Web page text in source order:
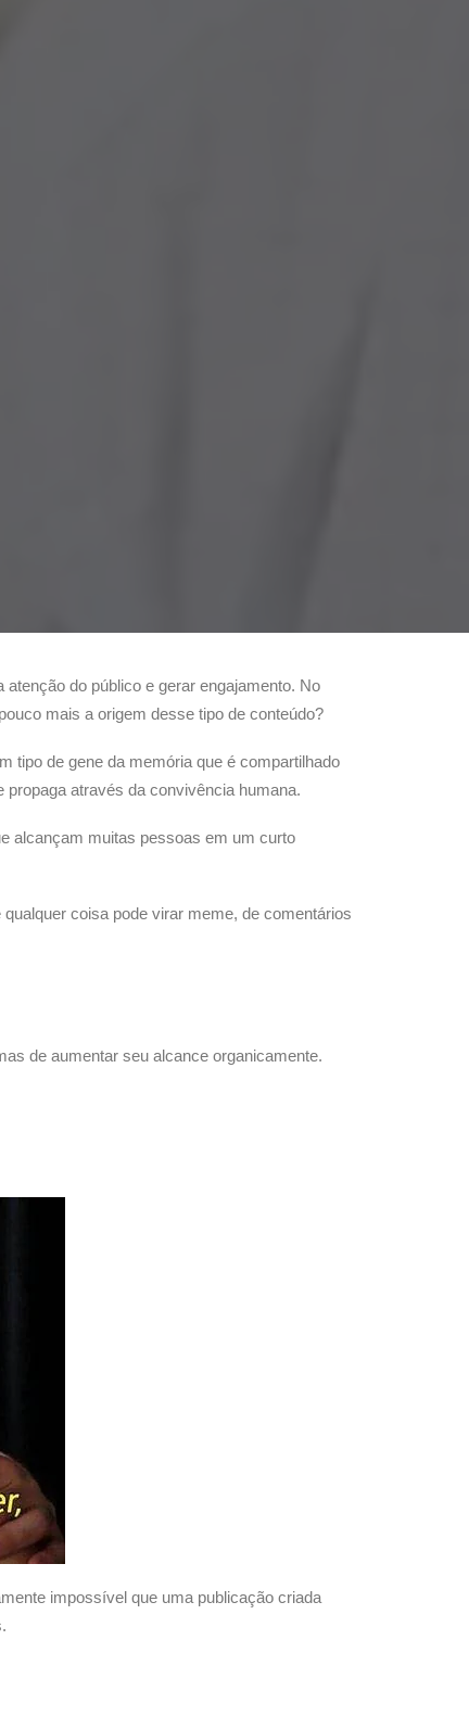
do público e gerar engajamento. No
mais a origem desse tipo de conteúdo?
tipo de gene da memória que é compartilhado
através da convivência humana.
alcançam muitas pessoas em um curto
coisa pode virar meme, de comentários
de aumentar seu alcance organicamente.
impossível que uma publicação criada